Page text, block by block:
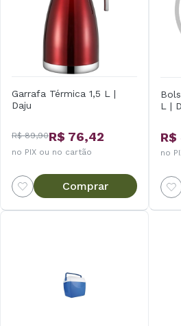
Garrafa Térmica 1,5 L |
Daju
R$ 89,90R$ 76,42
no PIX ou no cartão
Comprar
L |
no